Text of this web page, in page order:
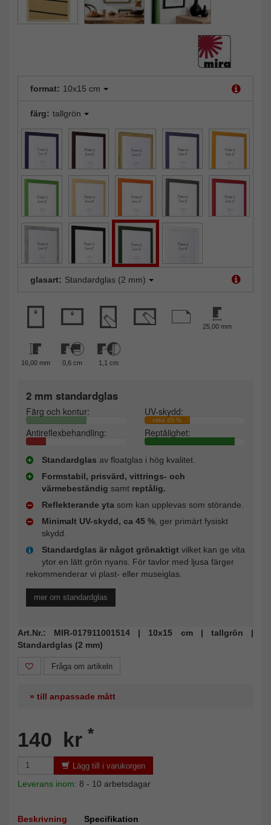
format: 10x15 cm
färg: tallgrön
glasart: Standardglas (2 mm)
25,00 mm
16,00 mm 0,6 cm 1,1 cm
2 mm standardglas
Färg och kontur: UV-skydd:
cirka 45 %
Antireflexbehandling: Reptålighet:
Standardglas av floatglas i hög kvalitet.
Formstabil, prisvärd, vittrings- och
värmebeständig samt reptålig.
Reflekterande yta som kan upplevas som störande.
Minimalt UV-skydd, ca 45 % , ger primärt fysiskt
skydd.
Standardglas är något grönaktigt vilket kan ge vita
ytor en lätt grön nyans. För tavlor med ljusa färger
rekommenderar vi plast- eller museiglas.
mer om standardglas
Art.Nr.: MIR-017911001514 | 10x15 cm | tallgrön |
Standardglas (2 mm)
Fråga om artikeln
» till anpassade mått
140 kr *
Lägg till i varukorgen
Leverans inom: 8 - 10 arbetsdagar
Beskrivning Specifikation